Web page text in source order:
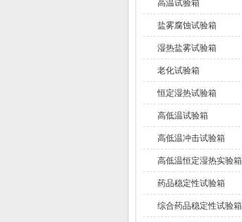
高温试验箱
盐雾腐蚀试验箱
湿热盐雾试验箱
老化试验箱
恒定湿热试验箱
高低温试验箱
高低温冲击试验箱
高低温恒定湿热实验箱
药品稳定性试验箱
综合药品稳定性试验箱